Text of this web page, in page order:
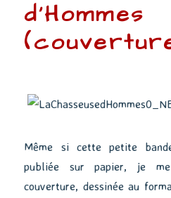
d’Hommes
Même si cette petite
publiée sur papier, je
couverture, dessinée au